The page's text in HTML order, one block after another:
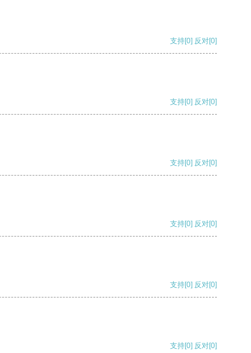
支持[0] 反对[0]
支持[0] 反对[0]
支持[0] 反对[0]
支持[0] 反对[0]
支持[0] 反对[0]
支持[0] 反对[0]